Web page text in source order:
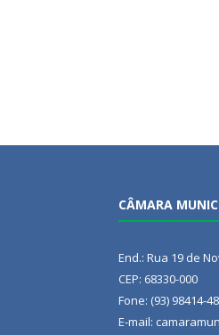
CÂMARA
End.: Rua 19 de
CEP: 68330-000
Fone: (93) 98414-
E-mail: